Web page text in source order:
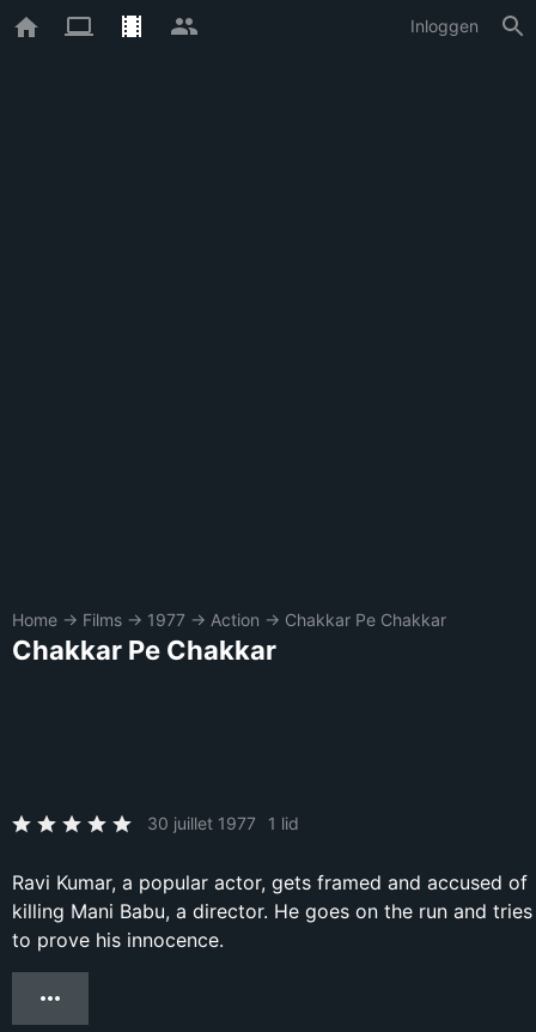
Inloggen
Home → Films → 1977 → Action → Chakkar Pe Chakkar
Chakkar Pe Chakkar
30 juillet 1977 1 lid
Ravi Kumar, a popular actor, gets framed and accused of
killing Mani Babu, a director. He goes on the run and tries
to prove his innocence.